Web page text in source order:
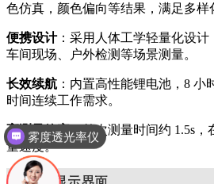
色仿真，颜色偏向等结果，满足多样
便携设计：采用人体工学轻量化设
车间现场、户外检测等场景测量。
长效续航 ：内置高性能锂电池，8 小
时间连续工作需求。
高测量效率：单次测量时间约 1.5s
量速度。
雾度透光率仪